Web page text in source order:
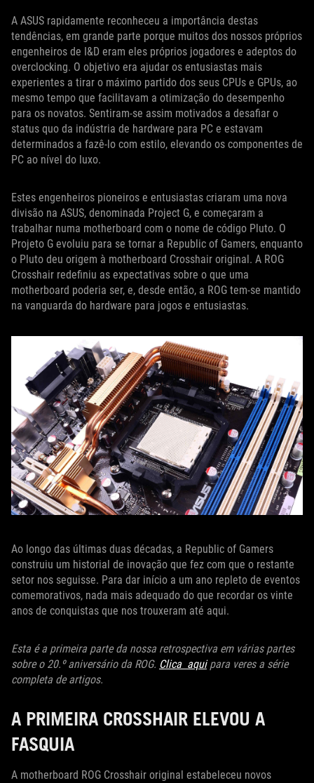
A ASUS rapidamente reconheceu a importância destas
tendências, em grande parte porque muitos dos nossos próprios
engenheiros de I&D eram eles próprios jogadores e adeptos do
overclocking. O objetivo era ajudar os entusiastas mais
experientes a tirar o máximo partido dos seus CPUs e GPUs, ao
mesmo tempo que facilitavam a otimização do desempenho
para os novatos. Sentiram-se assim motivados a desafiar o
status quo da indústria de hardware para PC e estavam
determinados a fazê-lo com estilo, elevando os componentes de
PC ao nível do luxo.
Estes engenheiros pioneiros e entusiastas criaram uma nova
divisão na ASUS, denominada Project G, e começaram a
trabalhar numa motherboard com o nome de código Pluto. O
Projeto G evoluiu para se tornar a Republic of Gamers, enquanto
o Pluto deu origem à motherboard Crosshair original. A ROG
Crosshair redefiniu as expectativas sobre o que uma
motherboard poderia ser, e, desde então, a ROG tem-se mantido
na vanguarda do hardware para jogos e entusiastas.
Ao longo das últimas duas décadas, a Republic of Gamers
construiu um historial de inovação que fez com que o restante
setor nos seguisse. Para dar início a um ano repleto de eventos
comemorativos, nada mais adequado do que recordar os vinte
anos de conquistas que nos trouxeram até aqui.
Esta é a primeira parte da nossa retrospectiva em várias partes
sobre o 20.º aniversário da ROG. Clica aquipara veres a série
completa de artigos.
A PRIMEIRA CROSSHAIR ELEVOU A
FASQUIA
A motherboard ROG Crosshair original estabeleceu novos